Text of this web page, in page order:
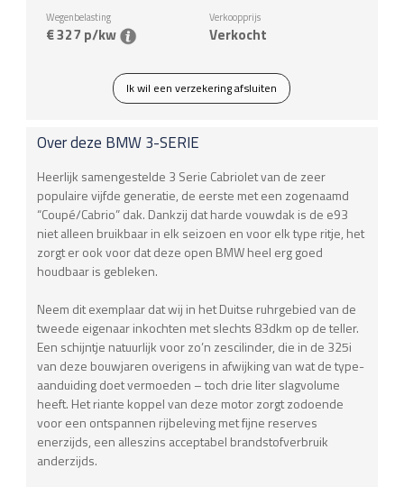
Wegenbelasting
€ 327 p/kw
Verkoopprijs
Verkocht
Ik wil een verzekering afsluiten
Over deze BMW3-SERIE
Heerlijk samengestelde 3 Serie Cabriolet van de zeer
populaire vijfde generatie, de eerste met een zogenaamd
“Coupé/Cabrio” dak. Dankzij dat harde vouwdak is de e93
niet alleen bruikbaar in elk seizoen en voor elk type ritje, het
zorgt er ook voor dat deze open BMW heel erg goed
houdbaar is gebleken.
Neem dit exemplaar dat wij in het Duitse ruhrgebied van de
tweede eigenaar inkochten met slechts 83dkm op de teller.
Een schijntje natuurlijk voor zo’n zescilinder, die in de 325i
van deze bouwjaren overigens in afwijking van wat de type-
aanduiding doet vermoeden – toch drie liter slagvolume
heeft. Het riante koppel van deze motor zorgt zodoende
voor een ontspannen rijbeleving met fijne reserves
enerzijds, een alleszins acceptabel brandstofverbruik
anderzijds.